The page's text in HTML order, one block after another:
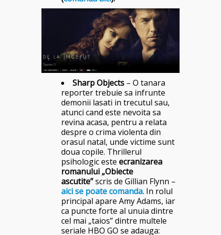
Sharp Objects – O tanara
reporter trebuie sa infrunte
demonii lasati in trecutul sau,
atunci cand este nevoita sa
revina acasa, pentru a relata
despre o crima violenta din
orasul natal, unde victime sunt
doua copile. Thrillerul
psihologic este ecranizarea
romanului „Obiecte
ascutite”scris de Gillian Flynn –
aici se poate comanda. In rolul
principal apare Amy Adams, iar
ca puncte forte al unuia dintre
cel mai „taios” dintre multele
seriale HBO GO se adauga: